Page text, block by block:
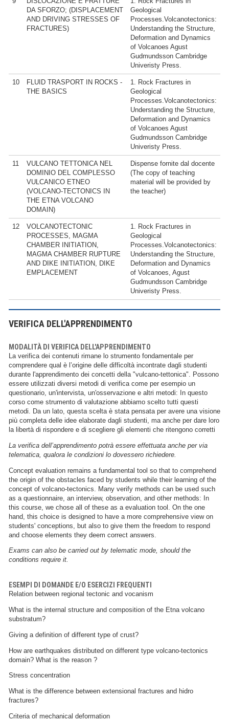
DA SFORZO; (DISPLACEMENT
AND DRIVING STRESSES OF
FRACTURES)
Geological
Processes.Volcanotectonics:
Understanding the Structure,
Deformation and Dynamics
of Volcanoes Agust
Gudmundsson Cambridge
Univeristy Press.
10
FLUID TRASPORT IN ROCKS -
THE BASICS
1. Rock Fractures in
Geological
Processes.Volcanotectonics:
Understanding the Structure,
Deformation and Dynamics
of Volcanoes Agust
Gudmundsson Cambridge
Univeristy Press.
11
VULCANO TETTONICA NEL
DOMINIO DEL COMPLESSO
VULCANICO ETNEO
(VOLCANO-TECTONICS IN
THE ETNA VOLCANO
DOMAIN)
Dispense fornite dal docente
(The copy of teaching
material will be provided by
the teacher)
12
VOLCANOTECTONIC
PROCESSES, MAGMA
CHAMBER INITIATION,
MAGMA CHAMBER RUPTURE
AND DIKE INITIATION, DIKE
EMPLACEMENT
1. Rock Fractures in
Geological
Processes.Volcanotectonics:
Understanding the Structure,
Deformation and Dynamics
of Volcanoes, Agust
Gudmundsson Cambridge
Univeristy Press.
VERIFICA DELL'APPRENDIMENTO
MODALITÀ DI VERIFICA DELL'APPRENDIMENTO
La verifica dei contenuti rimane lo strumento fondamentale per
comprendere qual è l’origine delle difficoltà incontrate dagli studenti
durante l'apprendimento dei concetti della "vulcano-tettonica". Possono
essere utilizzati diversi metodi di verifica come per esempio un
questionario, un'intervista, un'osservazione e altri metodi: In questo
corso come strumento di valutazione abbiamo scelto tutti questi
metodi. Da un lato, questa scelta è stata pensata per avere una visione
più completa delle idee elaborate dagli studenti, ma anche per dare loro
la libertà di rispondere e di scegliere gli elementi che ritengono corretti
La verifica dell’apprendimento potrà essere effettuata anche per via
telematica, qualora le condizioni lo dovessero richiedere.
Concept evaluation remains a fundamental tool so that to comprehend
the origin of the obstacles faced by students while their learning of the
concept of volcano-tectonics. Many verify methods can be used such
as a questionnaire, an interview, observation, and other methods: In
this course, we chose all of these as a evaluation tool. On the one
hand, this choice is designed to have a more comprehensive view on
students' conceptions, but also to give them the freedom to respond
and choose elements they deem correct answers.
Exams can also be carried out by telematic mode, should the
conditions require it.
ESEMPI DI DOMANDE E/O ESERCIZI FREQUENTI
Relation between regional tectonic and vocanism
What is the internal structure and composition of the Etna volcano
substratum?
Giving a definition of different type of crust?
How are earthquakes distributed on different type volcano-tectonics
domain? What is the reason ?
Stress concentration
What is the difference between extensional fractures and hidro
fractures?
Criteria of mechanical deformation